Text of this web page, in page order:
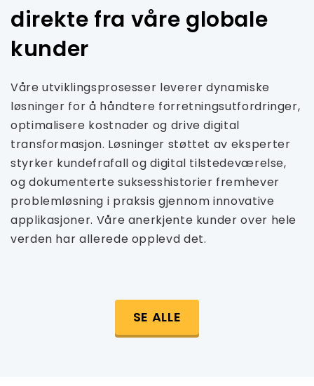
direkte fra våre globale
kunder
Våre utviklingsprosesser leverer dynamiske
løsninger for å håndtere forretningsutfordringer,
optimalisere kostnader og drive digital
transformasjon. Løsninger støttet av eksperter
styrker kundefrafall og digital tilstedeværelse,
og dokumenterte suksesshistorier fremhever
problemløsning i praksis gjennom innovative
applikasjoner. Våre anerkjente kunder over hele
verden har allerede opplevd det.
SE ALLE